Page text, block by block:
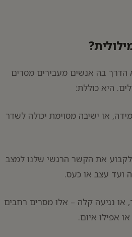
הדרך בה אנשים מעבירים מסרים
היא כוללת:
או ישיבה מסוימת יכולה לשדר
לקבוע את הקשר הרגשי שלנו למצב
ועד עצב או כעס.
או נגיעה קלה – אלו מסרים רחבים
אפילו איום.